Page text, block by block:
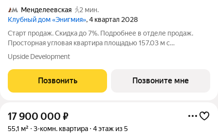
Менделеевская
2 мин.
Клубный дом «Энигмия», 4 квартал 2028
Старт продаж. Скидка до 7%. Подробнее в отделе продаж.
Просторная угловая квартира площадью 157.03 м с
панорамными видами на Садовое кольцо, Новослободскую ул.
и во двор. Продуманная планировка с мастер-спальней и
гардеробной с окном. ЭНИГМИЯ
Upside Development
Позвонить Позвоните мне
17 900 000 ₽
55,1 м² 3-комн. квартира 4 этаж из 5